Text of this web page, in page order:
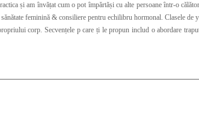
și am învățat cum o pot împărtăși cu alte persoane într-o
oferite au o abordare holistică - prin care îmi propun ca practica de Yoga să se simtă în toate dimensiunile
corp. Secvențele p care ți le propun includ o abordare